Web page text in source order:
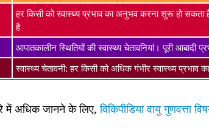
हर किसी को स्वास्थ्य प्रभाव का अनुभव करना शुरू हो
है
आपातकालीन स्थितियों की स्वास्थ्य चेतावनियां। पूरी आबादी
स्वास्थ्य चेतावनी: हर किसी को अधिक गंभीर स्वास्थ्य प्रभाव
में अधिक जानने के लिए,विकिपीडिया वायु गुणवत्ता